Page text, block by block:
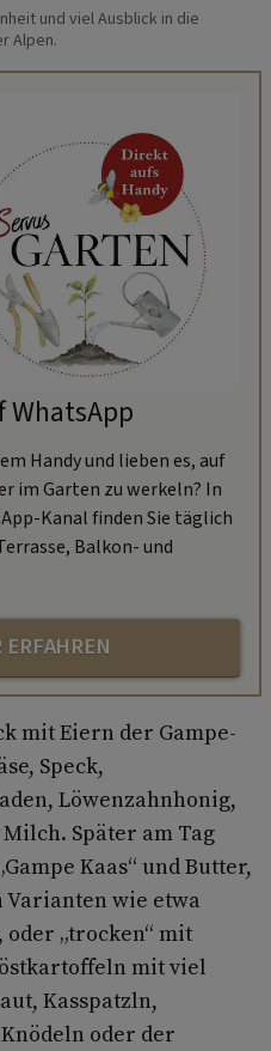
und viel Ausblick in die
Alpen.
WhatsApp
Handy und lieben es, auf
im Garten zu werkeln? In
Kanal finden Sie täglich
Balkon- und
mit Eiern der Gampe-
Speck,
Löwenzahnhonig,
Später am Tag
Kaas“ und Butter,
wie etwa
oder „trocken“ mit
mit viel
Kasspatzln,
oder der